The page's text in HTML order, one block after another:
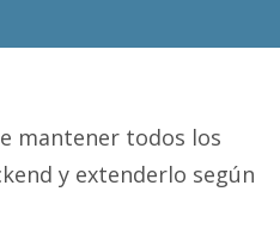
mantener todos los
y extenderlo según